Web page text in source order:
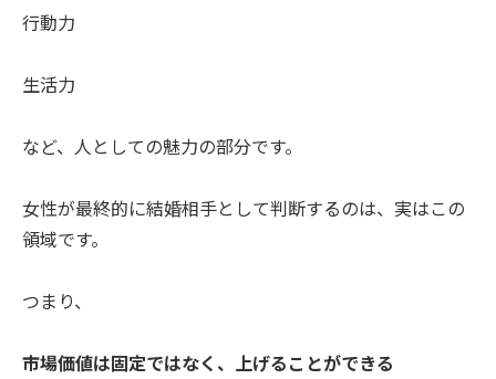
行動力
生活力
など、人としての魅力の部分です。
女性が最終的に結婚相手として判断するのは、実はこの
領域です。
つまり、
市場価値は固定ではなく、上げることができる